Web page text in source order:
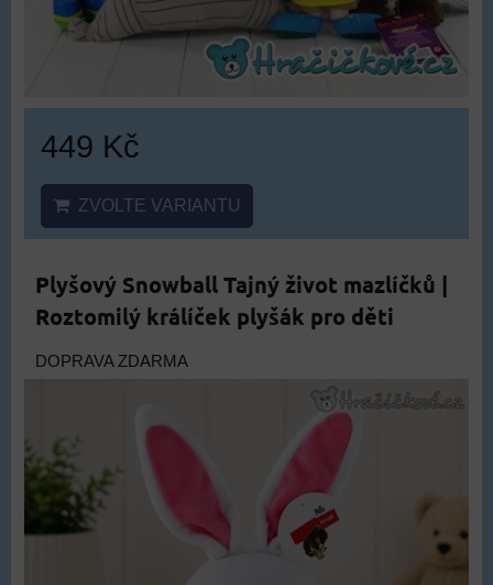
449 Kč
ZVOLTE VARIANTU
Plyšový Snowball Tajný život mazlíčků |
Roztomilý králíček plyšák pro děti
DOPRAVA ZDARMA